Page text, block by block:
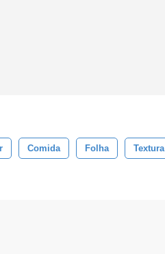
Comida Folha Textura